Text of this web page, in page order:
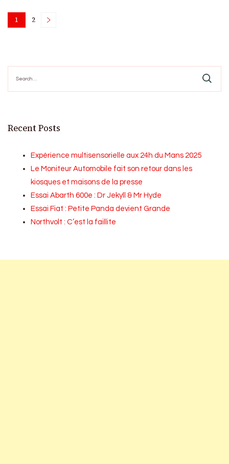
Posts
Page
1 Page
2
for:
Recent Posts
Expérience multisensorielle aux 24h du Mans 2025
Le Moniteur Automobile fait son retour dans les
kiosques et maisons de la presse
Essai Abarth 600e : Dr Jekyll & Mr Hyde
Essai Fiat : Petite Panda devient Grande
Northvolt : C’est la faillite